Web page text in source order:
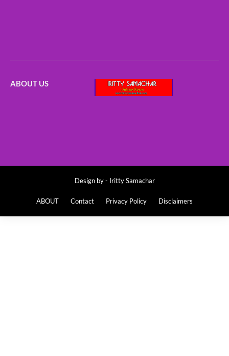
ABOUT US
Design by - Iritty Samachar
ABOUT Contact Privacy Policy Disclaimers